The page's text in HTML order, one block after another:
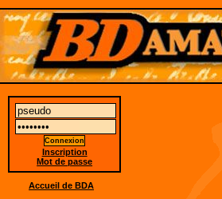
Inscription
Mot de passe
Accueil de BDA